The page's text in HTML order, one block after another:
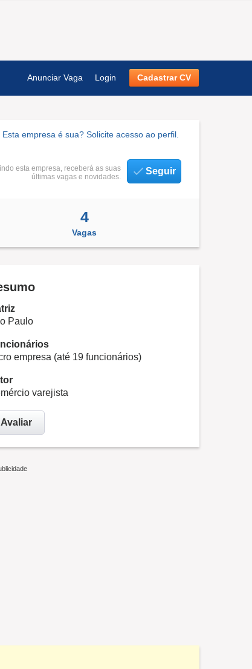
Anunciar Vaga Login Cadastrar CV
Esta empresa é sua? Solicite acesso ao perfil.
esta empresa, receberá as suas
últimas vagas e novidades.
Seguir
4
Vagas
Paulo
empresa (até 19 funcionários)
varejista
Avaliar